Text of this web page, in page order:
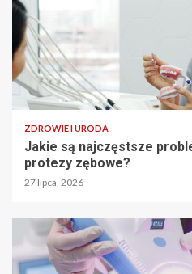
ZDROWIE I URODA
Jakie są najczęstsze
protezy zębowe?
27 lipca, 2026